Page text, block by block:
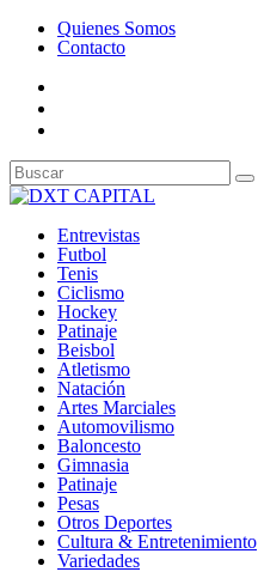
Quienes Somos
Contacto
Entrevistas
Futbol
Tenis
Ciclismo
Hockey
Patinaje
Beisbol
Atletismo
Natación
Artes Marciales
Automovilismo
Baloncesto
Gimnasia
Patinaje
Pesas
Otros Deportes
Cultura & Entretenimiento
Variedades